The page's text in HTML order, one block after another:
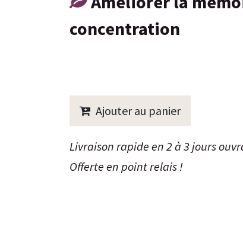
concentration
Ajouter au panier
Livraison rapide en 2 à 3 jours
Offerte en point relais !